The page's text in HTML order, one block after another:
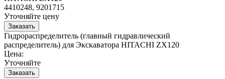
4410248, 9201715
Уточняйте цену
Гидрораспределитель (главный гидравлический
распределитель) для Экскаватора HITACHI ZX120
Цена:
Уточняйте